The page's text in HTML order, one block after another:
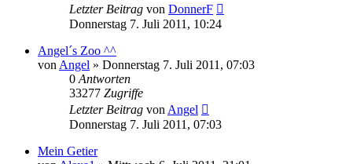
Letzter Beitrag von DonnerF
Donnerstag 7. Juli 2011, 10:24
Angel´s Zoo ^^
von Angel » Donnerstag 7. Juli 2011, 07:03
0 Antworten
33277 Zugriffe
Letzter Beitrag von Angel
Donnerstag 7. Juli 2011, 07:03
Mein Getier